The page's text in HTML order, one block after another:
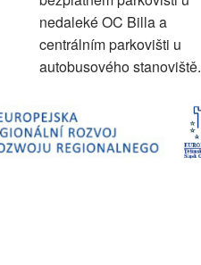
nedaleké OC Billa a
centrálním parkovišti u
autobusového stanoviště.